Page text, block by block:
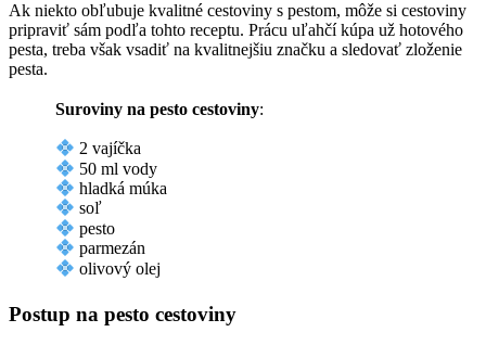
Ak niekto obľubuje kvalitné cestoviny s pestom, môže si cestoviny
pripraviť sám podľa tohto receptu. Prácu uľahčí kúpa už hotového
pesta, treba však vsadiť na kvalitnejšiu značku a sledovať zloženie
pesta.
Suroviny na pesto cestoviny:
2 vajíčka
50 ml vody
hladká múka
soľ
pesto
parmezán
olivový olej
Postup na pesto cestoviny